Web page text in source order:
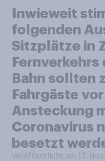
Inwieweit
folgenden
Sitzplätze in
Bahn sollten
Fahrgäste
Ansteckung
Coronavirus
besetzt
Veröffentlicht am 17.